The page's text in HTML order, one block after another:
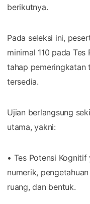
berikutnya.
Pada seleksi ini,
minimal 110 pada
tahap pemeringkatan
tersedia.
Ujian berlangsung
utama, yakni:
• Tes Potensi
numerik,
ruang, dan bentuk.